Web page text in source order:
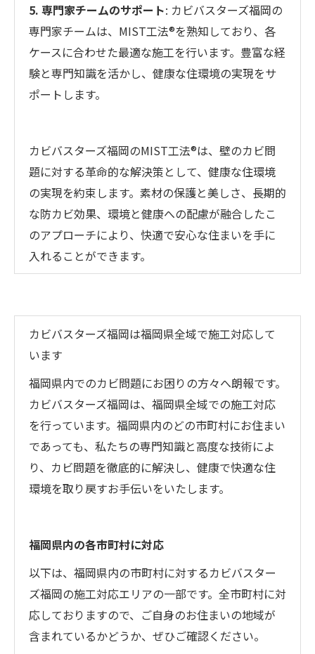
5. 専門家チームのサポート: カビバスターズ福岡の
専門家チームは、MIST工法®を熟知しており、各
ケースに合わせた最適な施工を行います。豊富な経
験と専門知識を活かし、健康な住環境の実現をサ
ポートします。
カビバスターズ福岡のMIST工法®は、壁のカビ問
題に対する革命的な解決策として、健康な住環境
の実現を約束します。素材の保護と美しさ、長期的
な防カビ効果、環境と健康への配慮が融合したこ
のアプローチにより、快適で安心な住まいを手に
入れることができます。
カビバスターズ福岡は福岡県全域で施工対応して
います
福岡県内でのカビ問題にお困りの方々へ朗報です。
カビバスターズ福岡は、福岡県全域での施工対応
を行っています。福岡県内のどの市町村にお住まい
であっても、私たちの専門知識と高度な技術によ
り、カビ問題を徹底的に解決し、健康で快適な住
環境を取り戻すお手伝いをいたします。
福岡県内の各市町村に対応
以下は、福岡県内の市町村に対するカビバスター
ズ福岡の施工対応エリアの一部です。全市町村に対
応しておりますので、ご自身のお住まいの地域が
含まれているかどうか、ぜひご確認ください。